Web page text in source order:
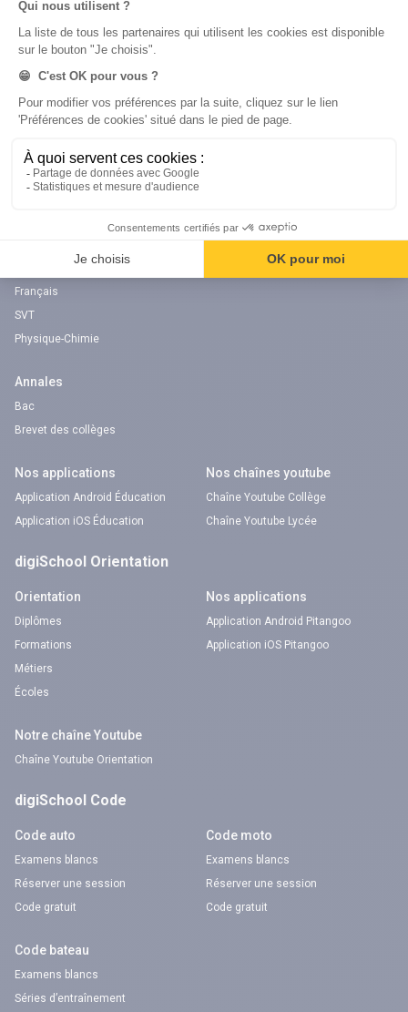
digiSchool Éducation
Français
SVT
Physique-Chimie
Bac
Brevet des collèges
Annales
Bac
Brevet des collèges
Nos applications
Application Android Éducation
Application iOS Éducation
Nos chaînes youtube
Chaîne Youtube Collège
Chaîne Youtube Lycée
digiSchool Orientation
Orientation
Diplômes
Formations
Métiers
Écoles
Nos applications
Application Android Pitangoo
Application iOS Pitangoo
Notre chaîne Youtube
Chaîne Youtube Orientation
digiSchool Code
Code auto
Examens blancs
Réserver une session
Code gratuit
Code moto
Examens blancs
Réserver une session
Code gratuit
Code bateau
Examens blancs
Séries d’entraînement